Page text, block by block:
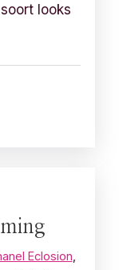
looks
Eclosion